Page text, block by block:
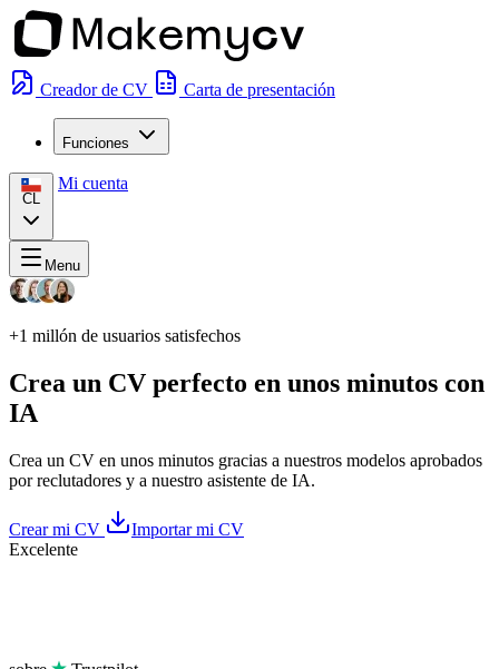
Creador de CV Carta de presentación
Funciones
CL
Mi cuenta
Menu
+1 millón de usuarios satisfechos
Crea un CV perfecto en unos minutos con
IA
Crea un CV en unos minutos gracias a nuestros modelos aprobados
por reclutadores y a nuestro asistente de IA.
Crear mi CV
Importar mi CV
Excelente